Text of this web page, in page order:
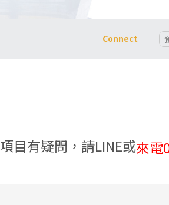
Connect
目有疑問，請LINE或來電